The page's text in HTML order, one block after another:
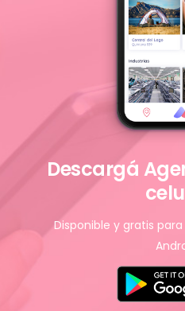
Descargá
Disponible y gratis